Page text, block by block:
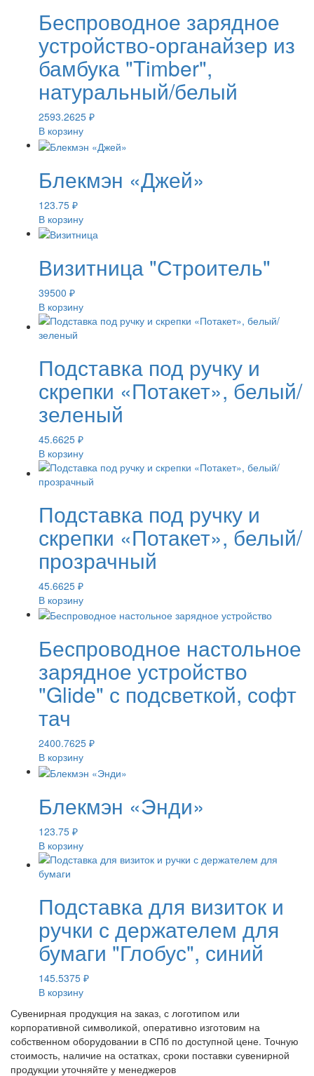
Беспроводное зарядное
устройство-органайзер из
бамбука "Timber",
натуральный/белый
2593.2625 ₽
В корзину
Блекмэн «Джей»
123.75 ₽
В корзину
Визитница "Строитель"
39500 ₽
В корзину
Подставка под ручку и
скрепки «Потакет», белый/
зеленый
45.6625 ₽
В корзину
Подставка под ручку и
скрепки «Потакет», белый/
прозрачный
45.6625 ₽
В корзину
Беспроводное настольное
зарядное устройство
"Glide" с подсветкой, софт
тач
2400.7625 ₽
В корзину
Блекмэн «Энди»
123.75 ₽
В корзину
Подставка для визиток и
ручки с держателем для
бумаги "Глобус", синий
145.5375 ₽
В корзину
Сувенирная продукция на заказ, с логотипом или
корпоративной символикой, оперативно изготовим на
собственном оборудовании в СПб по доступной цене. Точную
стоимость, наличие на остатках, сроки поставки сувенирной
продукции уточняйте у менеджеров